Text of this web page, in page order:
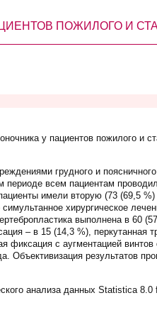
ПОЖИЛОГО И
у пациентов пожилого и
грудного и
периоде всем пациентам
имели вторую (73 (69,5 %)
хирургическое
выполнена в 60
– в 15 (14,3 %), перкутанная
фиксация с аугментацией
Объективизация результатов
анализа данных Statistica 8.0